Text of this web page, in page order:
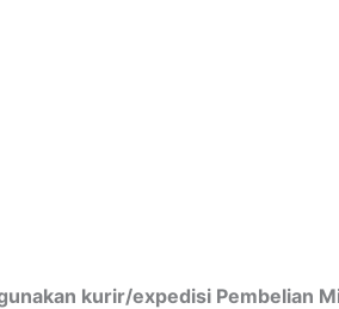
kurir/expedisi Pembelian